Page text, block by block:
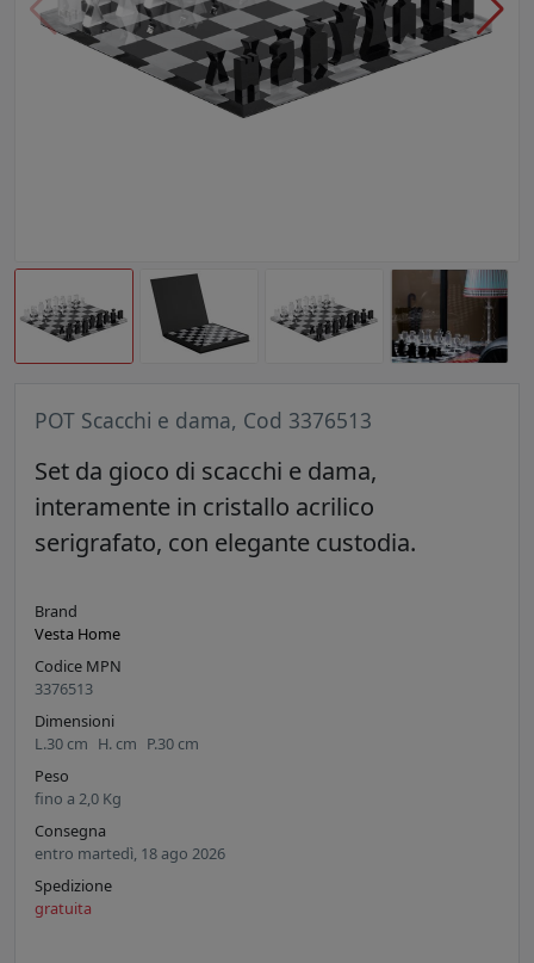
POT Scacchi e dama, Cod 3376513
Set da gioco di scacchi e dama,
interamente in cristallo acrilico
serigrafato, con elegante custodia.
Brand
Vesta Home
Codice MPN
3376513
Dimensioni
L.30 cm H. cm P.30 cm
Peso
fino a 2,0 Kg
Consegna
entro martedì, 18 ago 2026
Spedizione
gratuita